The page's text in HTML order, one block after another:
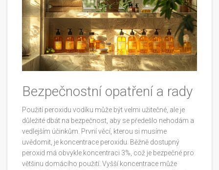
Bezpečnostní opatření a rady
Použití peroxidu vodíku může být velmi užitečné, ale je
důležité dbát na bezpečnost, aby se předešlo nehodám a
vedlejším účinkům. První věcí, kterou si musíme
uvědomit, je koncentrace peroxidu. Běžně dostupný
peroxid má obvykle koncentraci 3%, což je bezpečné pro
většinu domácího použití. Vyšší koncentrace může